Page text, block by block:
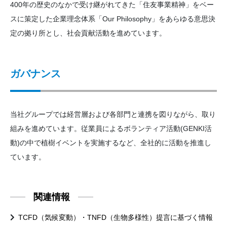
400年の歴史のなかで受け継がれてきた「住友事業精神」をベー
スに策定した企業理念体系「Our Philosophy」をあらゆる意思決
定の拠り所とし、社会貢献活動を進めています。
ガバナンス
当社グループでは経営層および各部門と連携を図りながら、取り
組みを進めています。従業員によるボランティア活動(GENKI活
動)の中で植樹イベントを実施するなど、全社的に活動を推進し
ています。
関連情報
TCFD（気候変動）・TNFD（生物多様性）提言に基づく情報